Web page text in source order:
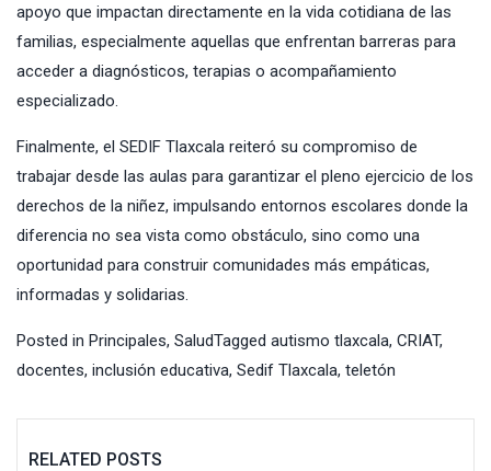
apoyo que impactan directamente en la vida cotidiana de las
familias, especialmente aquellas que enfrentan barreras para
acceder a diagnósticos, terapias o acompañamiento
especializado.
Finalmente, el SEDIF Tlaxcala reiteró su compromiso de
trabajar desde las aulas para garantizar el pleno ejercicio de los
derechos de la niñez, impulsando entornos escolares donde la
diferencia no sea vista como obstáculo, sino como una
oportunidad para construir comunidades más empáticas,
informadas y solidarias.
Posted in Principales, SaludTagged autismo tlaxcala, CRIAT,
docentes, inclusión educativa, Sedif Tlaxcala, teletón
RELATED POSTS